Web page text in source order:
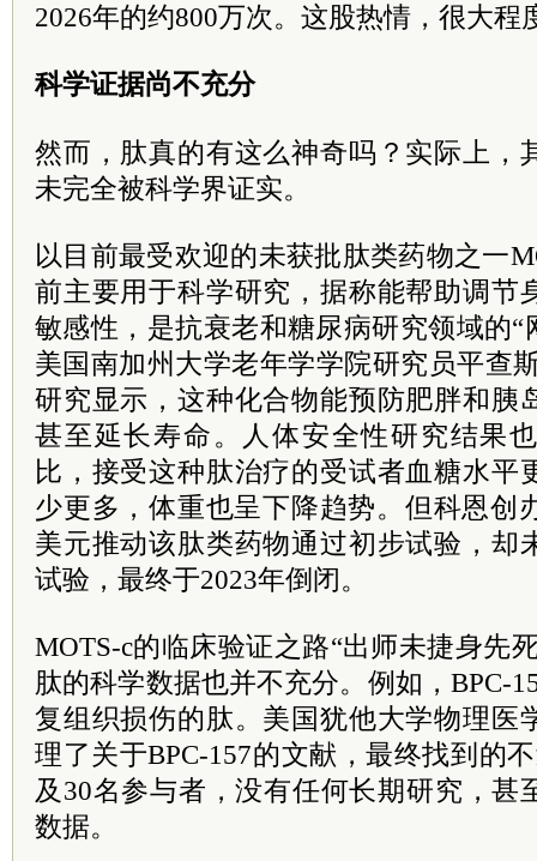
2026年的约800万次。这股热情，很大程
科学证据尚不充分
然而，肽真的有这么神奇吗？实际上，
未完全被科学界证实。
以目前最受欢迎的未获批肽类药物之一
前主要用于科学研究，据称能帮助调节
敏感性，是抗衰老和糖尿病研究领域的“
美国南加州大学老年学学院研究员平查
研究显示，这种化合物能预防肥胖和胰
甚至延长寿命。人体安全性研究结果
比，接受这种肽治疗的受试者血糖水平
少更多，体重也呈下降趋势。但科恩创
美元推动该肽类药物通过初步试验，却
试验，最终于2023年倒闭。
MOTS-c的临床验证之路“出师未捷身先
肽的科学数据也并不充分。例如，BPC-
复组织损伤的肽。美国犹他大学物理医
理了关于BPC-157的文献，最终找到的
及30名参与者，没有任何长期研究，甚
数据。